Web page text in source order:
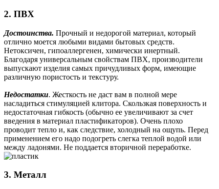
2. ПВХ
Достоинства. Прочный и недорогой материал, который
отлично моется любыми видами бытовых средств.
Нетоксичен, гипоаллергенен, химически инертный.
Благодаря универсальным свойствам ПВХ, производители
выпускают изделия самых причудливых форм, имеющие
различную пористость и текстуру.
Недостатки. Жесткость не даст вам в полной мере
насладиться стимуляцией клитора. Скользкая поверхность и
недостаточная гибкость (обычно ее увеличивают за счет
введения в материал пластификаторов). Очень плохо
проводит тепло и, как следствие, холодный на ощупь. Перед
применением его надо подогреть слегка теплой водой или
между ладонями. Не поддается вторичной переработке.
3. Металл